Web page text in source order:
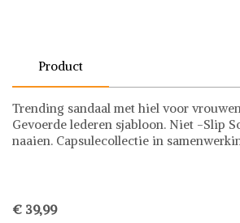
Product
Trending sandaal met hiel voor
Gevoerde lederen sjabloon. Niet -Slip
naaien. Capsulecollectie in
€ 39,99